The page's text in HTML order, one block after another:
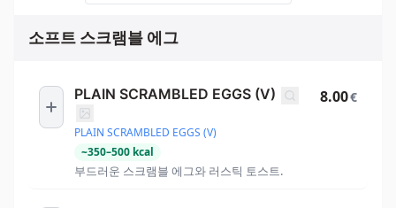
소프트 스크램블 에그
PLAIN SCRAMBLED EGGS (V)
PLAIN SCRAMBLED EGGS (V)
~350–500 kcal
부드러운 스크램블 에그와 러스틱 토스트.
8.00€